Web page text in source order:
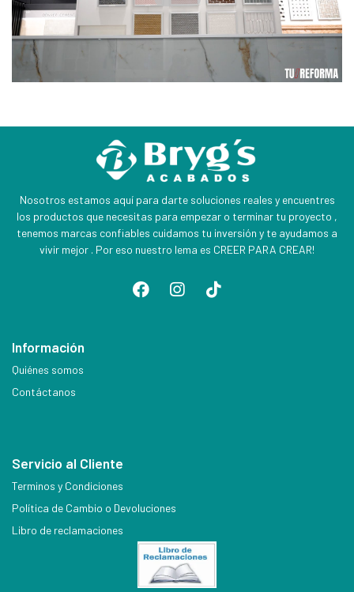
Nosotros estamos aquí para darte soluciones reales y encuentres
los productos que necesitas para empezar o terminar tu proyecto ,
tenemos marcas confiables cuidamos tu inversión y te ayudamos a
vivir mejor . Por eso nuestro lema es CREER PARA CREAR!
Información
Quiénes somos
Contáctanos
Servicio al Cliente
Terminos y Condiciones
Política de Cambio o Devoluciones
Libro de reclamaciones